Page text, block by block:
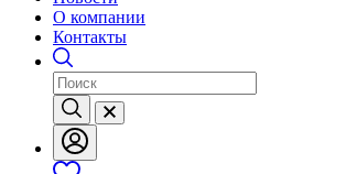
О компании
Контакты